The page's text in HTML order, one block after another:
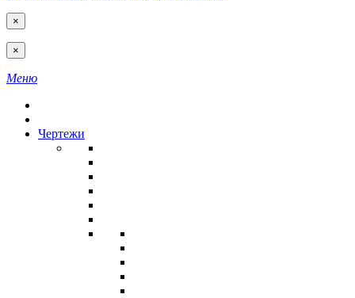
×
×
Меню
Чертежи